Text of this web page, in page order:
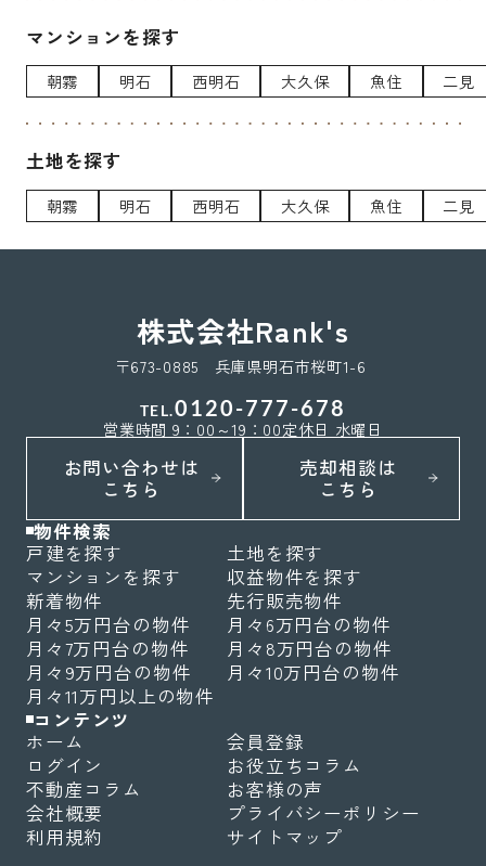
マンションを探す
朝霧 明石 西明石 大久保 魚住 二見
土地を探す
朝霧 明石 西明石 大久保 魚住 二見
株式会社Rank's
〒673-0885 兵庫県明石市桜町1-6
TEL.0120-777-678
営業時間 9：00～19：00定休日 水曜日
お問い合わせは
こちら
売却相談は
こちら
物件検索
戸建を探す
土地を探す
マンションを探す
収益物件を探す
新着物件
先行販売物件
月々5万円台の物件
月々6万円台の物件
月々7万円台の物件
月々8万円台の物件
月々9万円台の物件
月々10万円台の物件
月々11万円以上の物件
コンテンツ
ホーム
会員登録
ログイン
お役立ちコラム
不動産コラム
お客様の声
会社概要
プライバシーポリシー
利用規約
サイトマップ